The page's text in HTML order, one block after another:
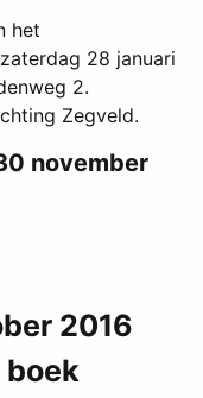
het
28 januari
2.
Zegveld.
november
2016